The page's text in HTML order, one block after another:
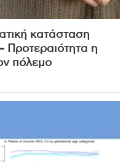
κατάσταση
Προτεραιότητα η
πόλεμο